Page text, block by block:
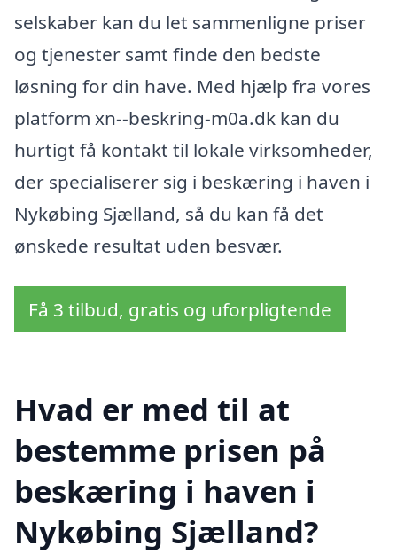
selskaber kan du let sammenligne priser
og tjenester samt finde den bedste
løsning for din have. Med hjælp fra vores
platform xn--beskring-m0a.dk kan du
hurtigt få kontakt til lokale virksomheder,
der specialiserer sig i beskæring i haven i
Nykøbing Sjælland, så du kan få det
ønskede resultat uden besvær.
Få 3 tilbud, gratis og uforpligtende
Hvad er med til at
bestemme prisen på
beskæring i haven i
Nykøbing Sjælland?